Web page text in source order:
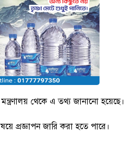
থেকে এ তথ্য জানানো হয়েছে।
প্রজ্ঞাপন জারি করা হতে পারে।